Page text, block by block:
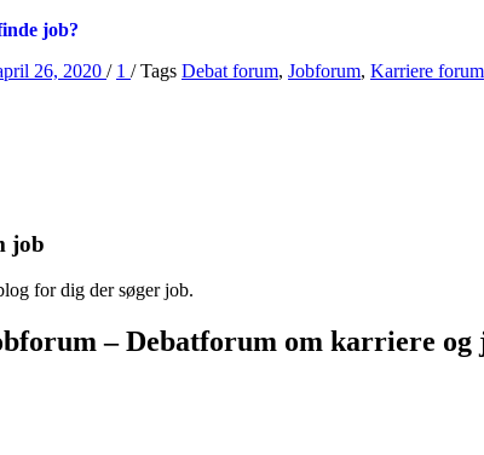
job?
26, 2020 / 1 / Tags Debat forum, Jobforum, Karriere forum
job
for dig der søger job.
– Debatforum om karriere og